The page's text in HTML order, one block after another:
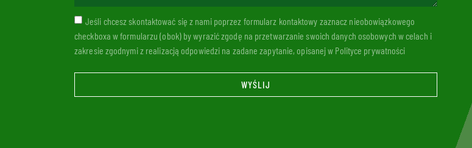
Jeśli chcesz skontaktować się z nami poprzez formularz kontaktowy zaznacz nieobowiązkowego
checkboxa w formularzu (obok) by wyrazić zgodę na przetwarzanie swoich danych osobowych w celach i
zakresie zgodnymi z realizacją odpowiedzi na zadane zapytanie, opisanej w Polityce prywatności
WYŚLIJ